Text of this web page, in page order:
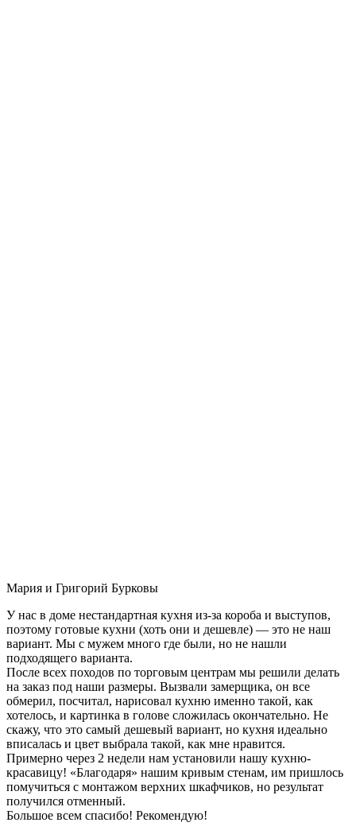
Мария и Григорий Бурковы
У нас в доме нестандартная кухня из-за короба и выступов,
поэтому готовые кухни (хоть они и дешевле) — это не наш
вариант. Мы с мужем много где были, но не нашли
подходящего варианта.
После всех походов по торговым центрам мы решили делать
на заказ под наши размеры. Вызвали замерщика, он все
обмерил, посчитал, нарисовал кухню именно такой, как
хотелось, и картинка в голове сложилась окончательно. Не
скажу, что это самый дешевый вариант, но кухня идеально
вписалась и цвет выбрала такой, как мне нравится.
Примерно через 2 недели нам установили нашу кухню-
красавицу! «Благодаря» нашим кривым стенам, им пришлось
помучиться с монтажом верхних шкафчиков, но результат
получился отменный.
Большое всем спасибо! Рекомендую!